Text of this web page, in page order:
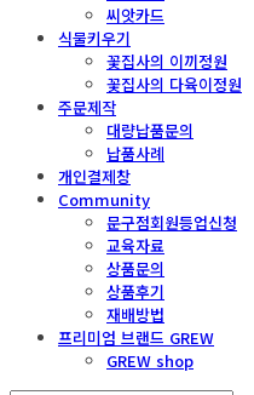
씨앗카드
식물키우기
꽃집사의 이끼정원
꽃집사의 다육이정원
주문제작
대량납품문의
납품사례
개인결제창
Community
문구점회원등업신청
교육자료
상품문의
상품후기
재배방법
프리미엄 브랜드 GREW
GREW shop